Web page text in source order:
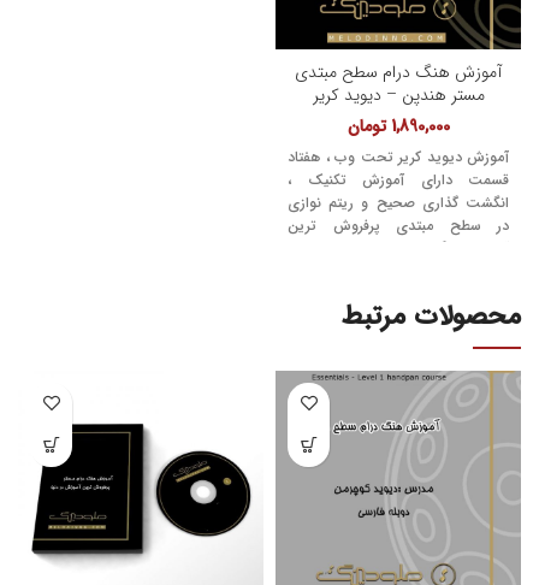
آموزش هنگ درام سطح مبتدی
مستر هندپن – دیوید کریر
1,890,000 تومان
آموزش دیوید کریر تحت وب ، هفتاد
قسمت دارای آموزش تکنیک ،
انگشت گذاری صحیح و ریتم نوازی
در سطح مبتدی پرفروش ترین
آموزش هنگ درام دنیا و ایران است.
محصولات مرتبط